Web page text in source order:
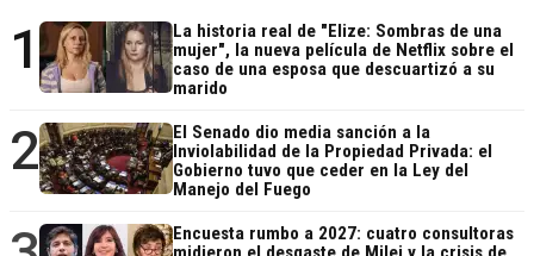
1
La historia real de "Elize: Sombras de una
mujer", la nueva película de Netflix sobre el
caso de una esposa que descuartizó a su
marido
2
El Senado dio media sanción a la
Inviolabilidad de la Propiedad Privada: el
Gobierno tuvo que ceder en la Ley del
Manejo del Fuego
Encuesta rumbo a 2027: cuatro consultoras